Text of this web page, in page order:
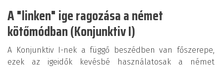
A "linken" ige ragozása a német
kötőmódban (Konjunktiv I)
A Konjunktiv I-nek a függő beszédben van főszerepe,
ezek az igeidők kevésbé használatosak a német